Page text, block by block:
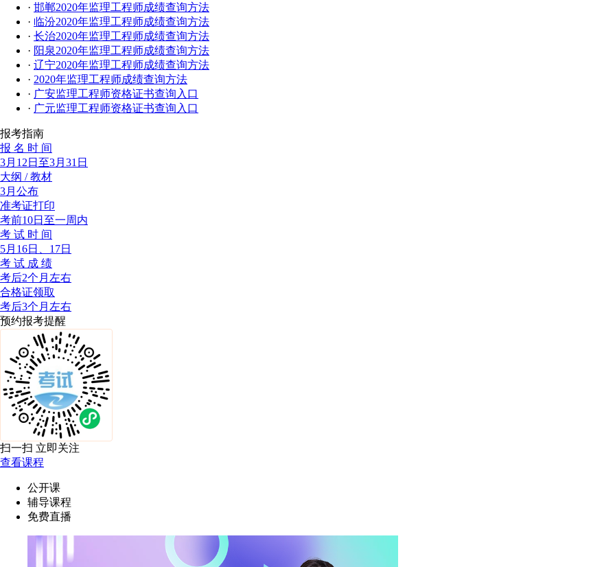
· 邯郸2020年监理工程师成绩查询方法
· 临汾2020年监理工程师成绩查询方法
· 长治2020年监理工程师成绩查询方法
· 阳泉2020年监理工程师成绩查询方法
· 辽宁2020年监理工程师成绩查询方法
· 2020年监理工程师成绩查询方法
· 广安监理工程师资格证书查询入口
· 广元监理工程师资格证书查询入口
报考指南
报 名 时 间
3月12日至3月31日
大纲 / 教材
3月公布
准考证打印
考前10日至一周内
考 试 时 间
5月16日、17日
考 试 成 绩
考后2个月左右
合格证领取
考后3个月左右
预约报考提醒
扫一扫 立即关注
查看课程
公开课
辅导课程
免费直播